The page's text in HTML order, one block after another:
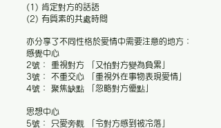
(1) 肯定對方的話語
(2) 有質素的共處時間
亦分享了不同性格於愛情中需要注意的地方：
感覺中心
2號： 重視對方 「又怕對方變為負累」
3號： 不重交心 「重視外在事物表現愛情」
4號： 聚焦缺點 「忽略對方優點」
思想中心
5號： 只愛旁觀 「令對方感到被冷落」